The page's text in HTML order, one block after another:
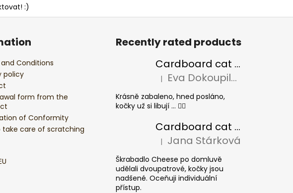
:)
Conditions
policy
form from the
of Conformity
take care of scratching
Recently rated products
Cardboard cat scratcher BASIC Colour
The product rating is 5 out of 5 stars.
| Eva Dokoupilová
Krásně zabaleno, hned posláno,
kočky už si libují ... 👍🏻
Cardboard cat scratcher CHEESE ELIPSE colour
The product rating is 5 out of 5 stars.
| Jana Stárková
Škrabadlo Cheese po domluvě
udělali dvoupatrové, kočky jsou
nadšené. Oceňuji individuální
přístup.